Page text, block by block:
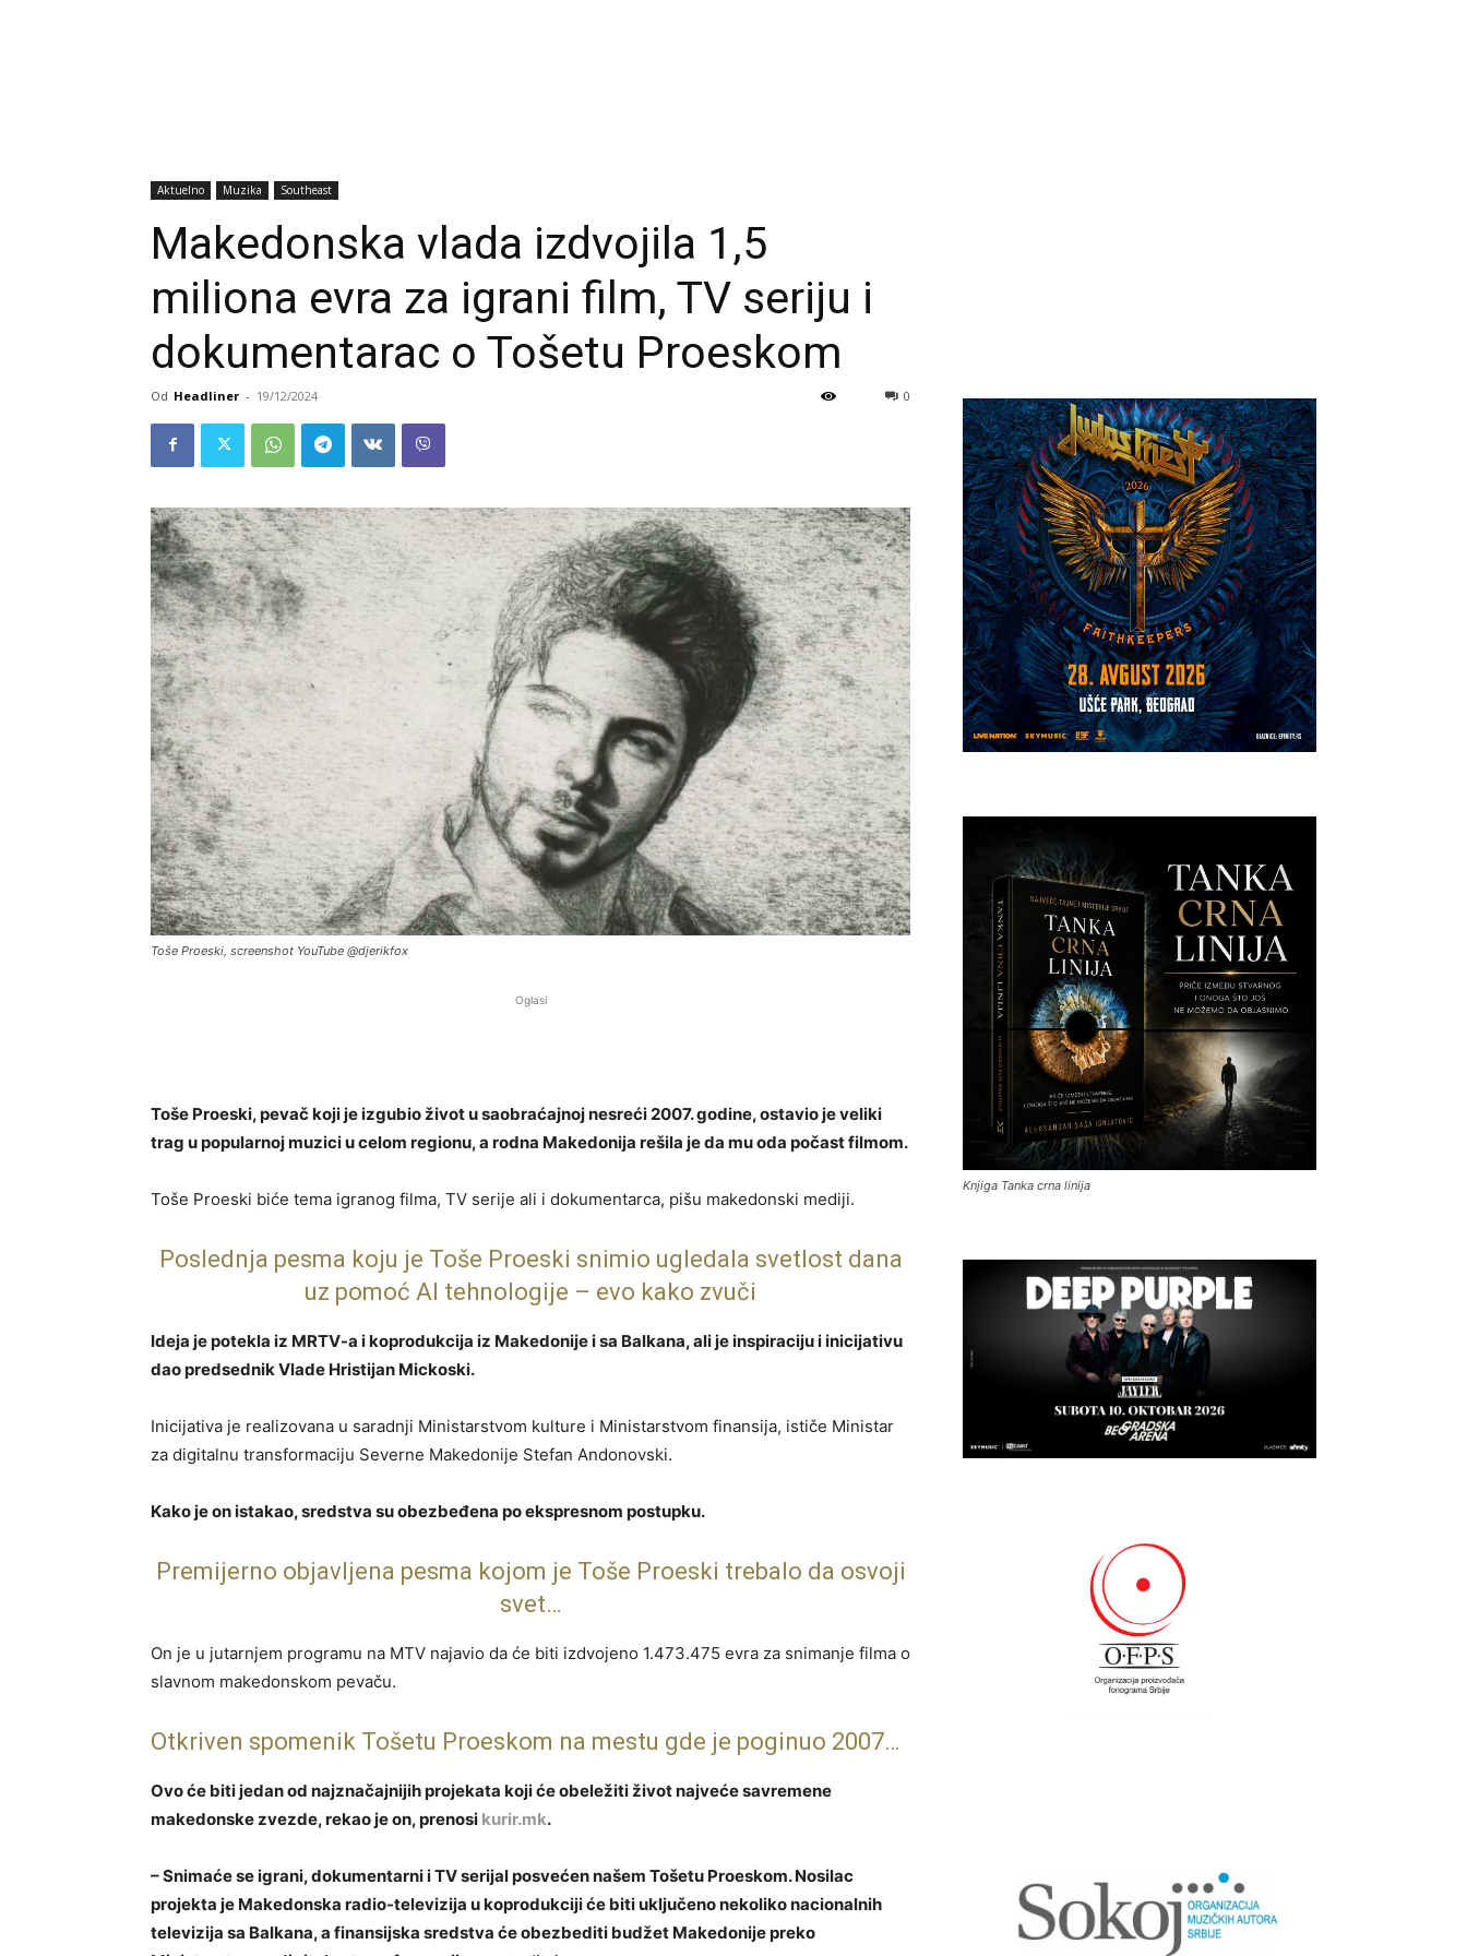
Aktuelno Muzika Southeast
Makedonska vlada izdvojila 1,5
miliona evra za igrani film, TV seriju i
dokumentarac o Tošetu Proeskom
Od Headliner - 19/12/2024 0
Toše Proeski, screenshot YouTube @djerikfox
Oglasi
Toše Proeski, pevač koji je izgubio život u saobraćajnoj nesreći 2007. godine, ostavio je veliki
trag u popularnoj muzici u celom regionu, a rodna Makedonija rešila je da mu oda počast filmom.
Toše Proeski biće tema igranog filma, TV serije ali i dokumentarca, pišu makedonski mediji.
Poslednja pesma koju je Toše Proeski snimio ugledala svetlost dana
uz pomoć AI tehnologije – evo kako zvuči
Ideja je potekla iz MRTV-a i koprodukcija iz Makedonije i sa Balkana, ali je inspiraciju i inicijativu
dao predsednik Vlade Hristijan Mickoski.
Inicijativa je realizovana u saradnji Ministarstvom kulture i Ministarstvom finansija, ističe Ministar
za digitalnu transformaciju Severne Makedonije Stefan Andonovski.
Kako je on istakao, sredstva su obezbeđena po ekspresnom postupku.
Premijerno objavljena pesma kojom je Toše Proeski trebalo da osvoji
svet…
On je u jutarnjem programu na MTV najavio da će biti izdvojeno 1.473.475 evra za snimanje filma o
slavnom makedonskom pevaču.
Otkriven spomenik Tošetu Proeskom na mestu gde je poginuo 2007…
Ovo će biti jedan od najznačajnijih projekata koji će obeležiti život najveće savremene
makedonske zvezde, rekao je on, prenosi kurir.mk.
– Snimaće se igrani, dokumentarni i TV serijal posvećen našem Tošetu Proeskom. Nosilac
projekta je Makedonska radio-televizija u koprodukciji će biti uključeno nekoliko nacionalnih
televizija sa Balkana, a finansijska sredstva će obezbediti budžet Makedonije preko
Knjiga Tanka crna linija